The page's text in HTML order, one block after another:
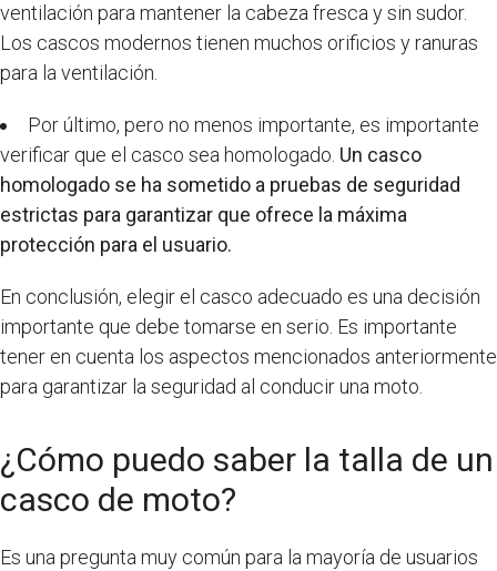
ventilación para mantener la cabeza fresca y sin sudor.
Los cascos modernos tienen muchos orificios y ranuras
para la ventilación.
Por último, pero no menos importante, es importante
verificar que el casco sea homologado. Un casco
homologado se ha sometido a pruebas de seguridad
estrictas para garantizar que ofrece la máxima
protección para el usuario.
En conclusión, elegir el casco adecuado es una decisión
importante que debe tomarse en serio. Es importante
tener en cuenta los aspectos mencionados anteriormente
para garantizar la seguridad al conducir una moto.
¿Cómo puedo saber la talla de un
casco de moto?
Es una pregunta muy común para la mayoría de usuarios